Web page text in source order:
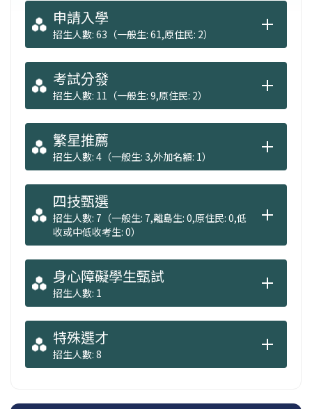
活環境品質。
申請入學
招生人數: 63（一般生: 61,原住民: 2）
考試分發
招生人數: 11（一般生: 9,原住民: 2）
繁星推薦
招生人數: 4（一般生: 3,外加名額: 1）
四技甄選
招生人數: 7（一般生: 7,離島生: 0,原住民: 0,低
收或中低收考生: 0）
身心障礙學生甄試
招生人數: 1
特殊選才
招生人數: 8